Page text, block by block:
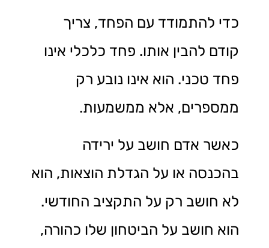
כדי להתמודד עם הפחד, צריך
קודם להבין אותו. פחד כלכלי אינו
פחד טכני. הוא אינו נובע רק
ממספרים, אלא ממשמעות.
כאשר אדם חושב על ירידה
בהכנסה או על הגדלת הוצאות, הוא
לא חושב רק על התקציב החודשי.
הוא חושב על הביטחון שלו כהורה,